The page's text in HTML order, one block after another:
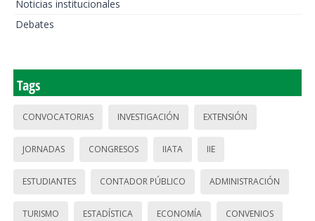
Noticias institucionales
Debates
Tags
CONVOCATORIAS INVESTIGACIÓN EXTENSIÓN
JORNADAS CONGRESOS IIATA IIE
ESTUDIANTES CONTADOR PÚBLICO ADMINISTRACIÓN
TURISMO ESTADÍSTICA ECONOMÍA CONVENIOS